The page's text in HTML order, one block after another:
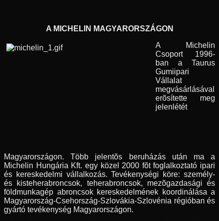
A MICHELIN MAGYARORSZÁGON
A Michelin
Csoport 1996-
ban a Taurus
Gumiipari
Vállalat
megvásárlásával
erõsítette meg
jelenlétét
Magyarországon. Több jelentõs beruházás után ma a
Michelin Hungária Kft. egy közel 2000 fõt foglalkoztató ipari
és kereskedelmi vállalkozás. Tevékenységi köre: személy-
és kisteherabroncsok, teherabroncsok, mezõgazdasági és
földmunkagép abroncsok kereskedelmének koordinálása a
Magyarország-Csehország-Szlovákia-Szlovénia régióban és
gyártó tevékenység Magyarországon.